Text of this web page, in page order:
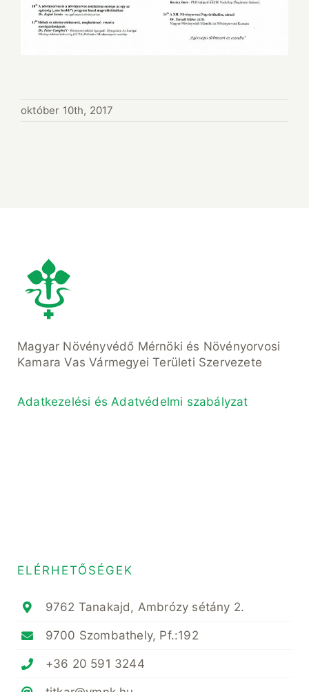
október 10th, 2017
Magyar Növényvédő Mérnöki és Növényorvosi
Kamara Vas Vármegyei Területi Szervezete
Adatkezelési és Adatvédelmi szabályzat
ELÉRHETŐSÉGEK
9762 Tanakajd, Ambrózy sétány 2.
9700 Szombathely, Pf.:192
+36 20 591 3244